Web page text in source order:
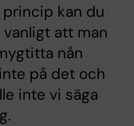
princip kan du
att man
nån
på det och
inte vi säga